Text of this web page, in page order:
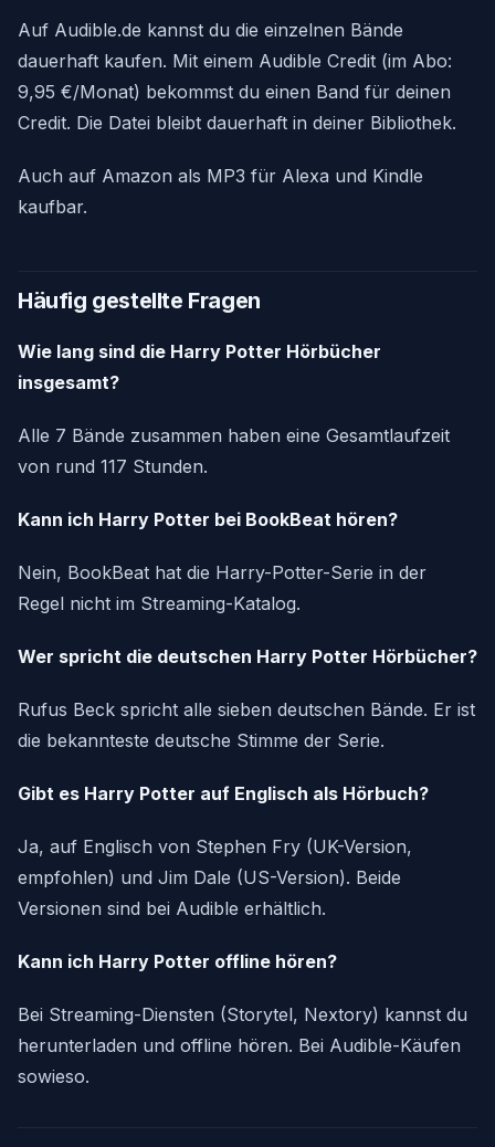
Auf Audible.de kannst du die einzelnen Bände
dauerhaft kaufen. Mit einem Audible Credit (im Abo:
9,95 €/Monat) bekommst du einen Band für deinen
Credit. Die Datei bleibt dauerhaft in deiner Bibliothek.
Auch auf Amazon als MP3 für Alexa und Kindle
kaufbar.
Häufig gestellte Fragen
Wie lang sind die Harry Potter Hörbücher
insgesamt?
Alle 7 Bände zusammen haben eine Gesamtlaufzeit
von rund 117 Stunden.
Kann ich Harry Potter bei BookBeat hören?
Nein, BookBeat hat die Harry-Potter-Serie in der
Regel nicht im Streaming-Katalog.
Wer spricht die deutschen Harry Potter Hörbücher?
Rufus Beck spricht alle sieben deutschen Bände. Er ist
die bekannteste deutsche Stimme der Serie.
Gibt es Harry Potter auf Englisch als Hörbuch?
Ja, auf Englisch von Stephen Fry (UK-Version,
empfohlen) und Jim Dale (US-Version). Beide
Versionen sind bei Audible erhältlich.
Kann ich Harry Potter offline hören?
Bei Streaming-Diensten (Storytel, Nextory) kannst du
herunterladen und offline hören. Bei Audible-Käufen
sowieso.